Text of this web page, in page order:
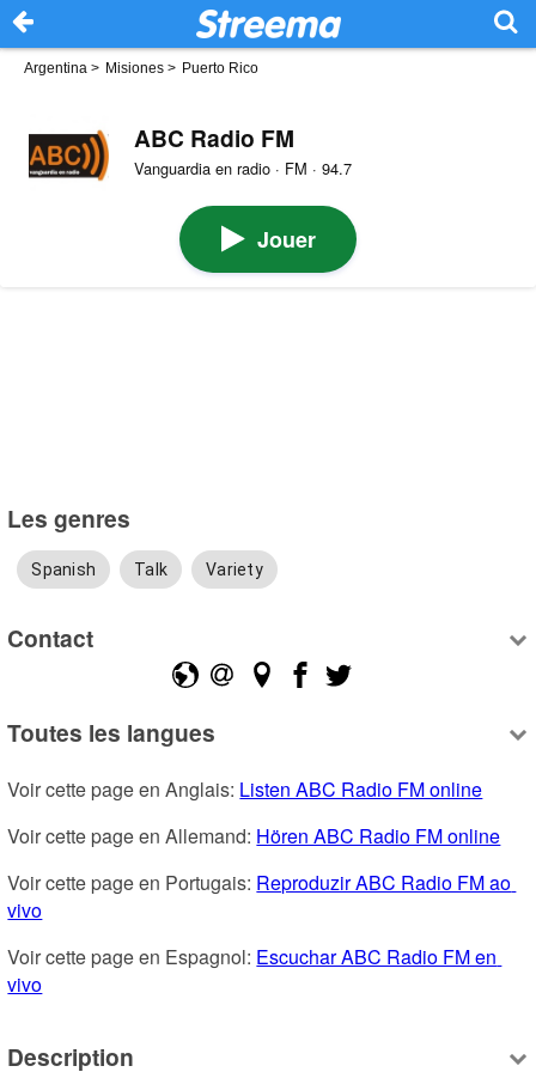
Argentina > Misiones > Puerto Rico
ABC Radio FM
Vanguardia en radio · FM · 94.7
Jouer
Les genres
Spanish Talk Variety
Contact
Toutes les langues
Voir cette page en Anglais: Listen ABC Radio FM online
Voir cette page en Allemand: Hören ABC Radio FM online
Voir cette page en Portugais: Reproduzir ABC Radio FM ao
vivo
Voir cette page en Espagnol: Escuchar ABC Radio FM en
vivo
Description